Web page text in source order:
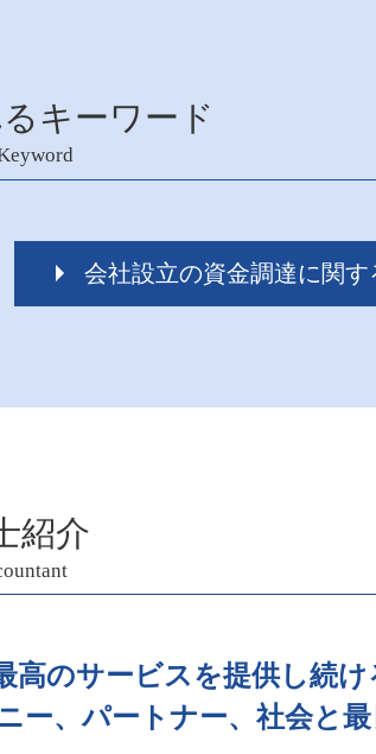
キーワード
会社設立の資金調達に関す
資金調達 うまくいかない
資金調達 サポート
会社設立 税理士 相談
資金調達 タイミング
会社設立 税理士 費用
会社設立 資金調達 方法
紹介
高のサービスを提供し続
ー、パートナー、社会と